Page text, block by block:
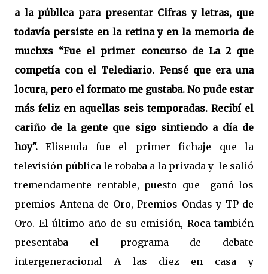
a la pública para presentar Cifras y letras, que
todavía persiste en la retina y en la memoria de
muchxs “Fue el primer concurso de La 2 que
competía con el Telediario. Pensé que era una
locura, pero el formato me gustaba. No pude estar
más feliz en aquellas seis temporadas. Recibí el
cariño de la gente que sigo sintiendo a día de
hoy". Elisenda fue el primer fichaje que la
televisión pública le robaba a la privada y le salió
tremendamente rentable, puesto que
ganó los
premios Antena de Oro, Premios Ondas y TP de
Oro. El último año de su emisión, Roca también
presentaba el programa de debate
intergeneracional A las diez en casa y